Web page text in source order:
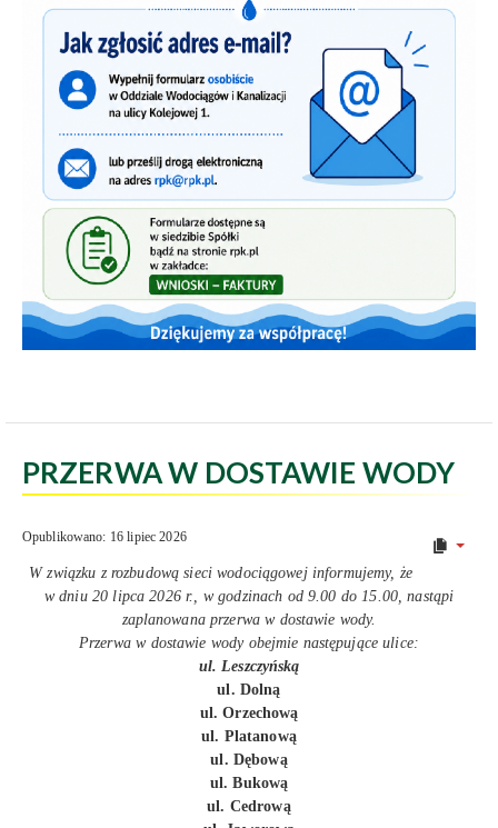
PRZERWA W DOSTAWIE WODY
Opublikowano: 16 lipiec 2026
W związku z rozbudową sieci wodociągowej informujemy, że
w dniu 20 lipca 2026 r., w godzinach od 9.00 do 15.00, nastąpi
zaplanowana przerwa w dostawie wody.
Przerwa w dostawie wody obejmie następujące ulice:
ul. Leszczyńską
ul. Dolną
ul. Orzechową
ul. Platanową
ul. Dębową
ul. Bukową
ul. Cedrową